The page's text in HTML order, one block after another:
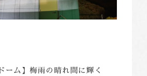
ーム】梅雨の晴れ間に輝く